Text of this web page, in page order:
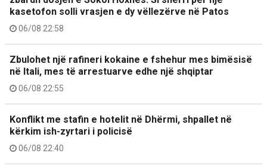
kasetofon solli vrasjen e dy vëllezërve në Patos
06/08 22:58
Zbulohet një rafineri kokaine e fshehur mes bimësisë
në Itali, mes të arrestuarve edhe një shqiptar
06/08 22:55
Konflikt me stafin e hotelit në Dhërmi, shpallet në
kërkim ish-zyrtari i policisë
06/08 22:40